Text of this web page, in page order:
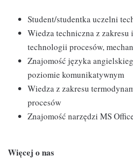
Student/studentka uczelni
Wiedza techniczna z
technologii procesów,
Znajomość języka
poziomie komunikatywnym
Wiedza z zakresu
procesów
Znajomość narzędzi MS
Więcej o nas